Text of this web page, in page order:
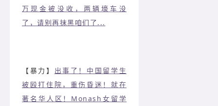
万现金被没收，两辆壕车没
了，请别再抹黑咱们了...
【暴力】 出事了！中国留学生
被殴打住院，重伤昏迷！就在
著名华人区！Monash女留学